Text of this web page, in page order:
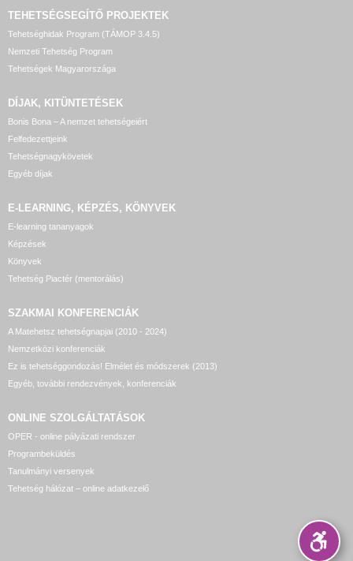
TEHETSÉGSEGÍTŐ PROJEKTEK
Tehetséghidak Program (TÁMOP 3.4.5)
Nemzeti Tehetség Program
Tehetségek Magyarországa
DÍJAK, KITÜNTETÉSEK
Bonis Bona – A nemzet tehetségeiért
Felfedezettjeink
Tehetségnagykövetek
Egyéb díjak
E-LEARNING, KÉPZÉS, KÖNYVEK
E-learning tananyagok
Képzések
Könyvek
Tehetség Piactér (mentorálás)
SZAKMAI KONFERENCIÁK
A Matehetsz tehetségnapjai (2010 - 2024)
Nemzetközi konferenciák
Ez is tehetséggondozás! Elmélet és módszerek (2013)
Egyéb, további rendezvények, konferenciák
ONLINE SZOLGÁLTATÁSOK
OPER - online pályázati rendszer
Programbeküldés
Tanulmányi versenyek
Tehetség hálózat – online adatkezelő